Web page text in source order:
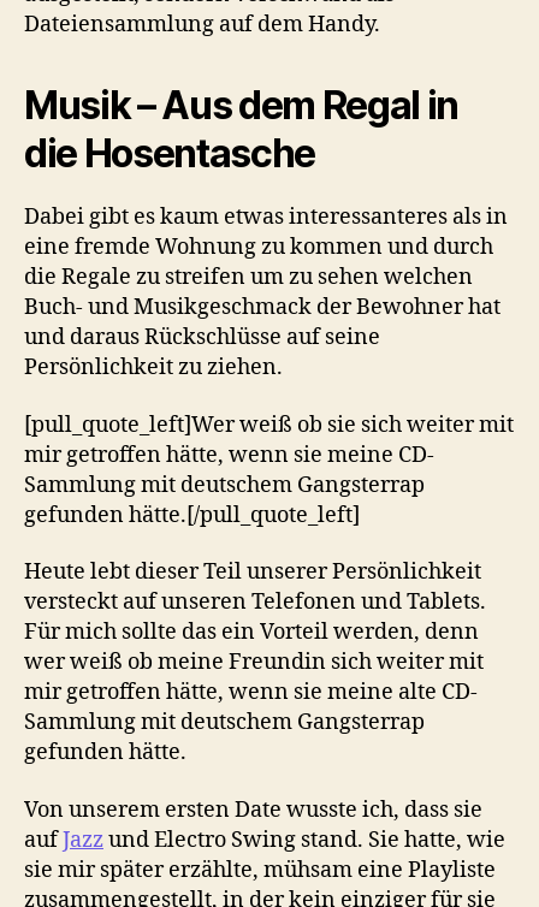
Dateiensammlung auf dem Handy.
Musik – Aus dem Regal in
die Hosentasche
Dabei gibt es kaum etwas interessanteres als in
eine fremde Wohnung zu kommen und durch
die Regale zu streifen um zu sehen welchen
Buch- und Musikgeschmack der Bewohner hat
und daraus Rückschlüsse auf seine
Persönlichkeit zu ziehen.
[pull_quote_left]Wer weiß ob sie sich weiter mit
mir getroffen hätte, wenn sie meine CD-
Sammlung mit deutschem Gangsterrap
gefunden hätte.[/pull_quote_left]
Heute lebt dieser Teil unserer Persönlichkeit
versteckt auf unseren Telefonen und Tablets.
Für mich sollte das ein Vorteil werden, denn
wer weiß ob meine Freundin sich weiter mit
mir getroffen hätte, wenn sie meine alte CD-
Sammlung mit deutschem Gangsterrap
gefunden hätte.
Von unserem ersten Date wusste ich, dass sie
aufJazzund Electro Swing stand. Sie hatte, wie
sie mir später erzählte, mühsam eine Playliste
zusammengestellt, in der kein einziger für sie